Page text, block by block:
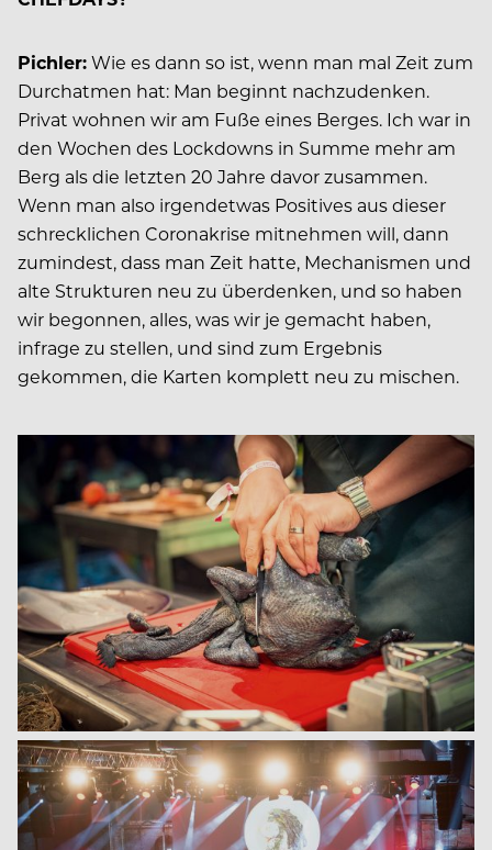
Pichler:Wie es dann so ist, wenn man mal Zeit zum
Durchatmen hat: Man beginnt nachzudenken.
Privat wohnen wir am Fuße eines Berges. Ich war in
den Wochen des Lockdowns in Summe mehr am
Berg als die letzten 20 Jahre davor zusammen.
Wenn man also irgendetwas Positives aus dieser
schrecklichen Coronakrise mitnehmen will, dann
zumindest, dass man Zeit hatte, Mechanismen und
alte Strukturen neu zu überdenken, und so haben
wir begonnen, alles, was wir je gemacht haben,
infrage zu stellen, und sind zum Ergebnis
gekommen, die Karten komplett neu zu mischen.